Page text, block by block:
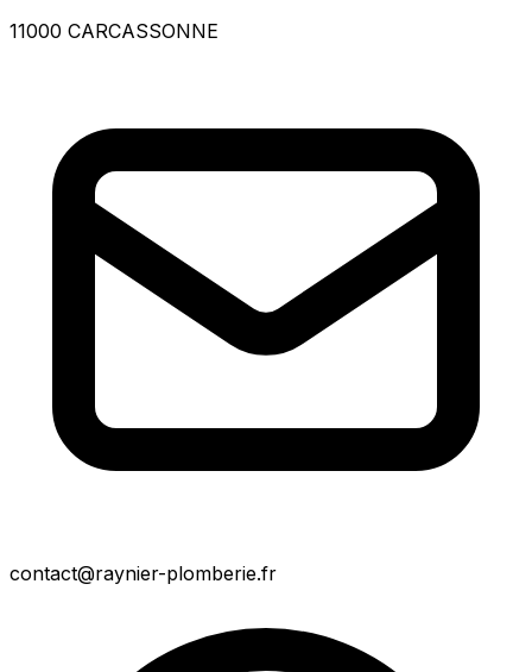
11000 CARCASSONNE
contact@raynier-plomberie.fr